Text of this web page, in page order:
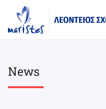
main
content
News